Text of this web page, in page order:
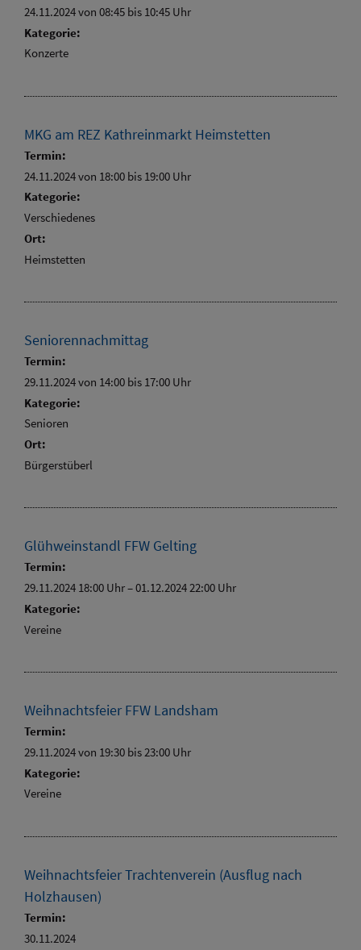
24.11.2024 von 08:45 bis 10:45 Uhr
Kategorie:
Konzerte
MKG am REZ Kathreinmarkt Heimstetten
Termin:
24.11.2024 von 18:00 bis 19:00 Uhr
Kategorie:
Verschiedenes
Ort:
Heimstetten
Seniorennachmittag
Termin:
29.11.2024 von 14:00 bis 17:00 Uhr
Kategorie:
Senioren
Ort:
Bürgerstüberl
Glühweinstandl FFW Gelting
Termin:
29.11.2024 18:00 Uhr–01.12.2024 22:00 Uhr
Kategorie:
Vereine
Weihnachtsfeier FFW Landsham
Termin:
29.11.2024 von 19:30 bis 23:00 Uhr
Kategorie:
Vereine
Weihnachtsfeier Trachtenverein (Ausflug nach
Holzhausen)
Termin:
30.11.2024